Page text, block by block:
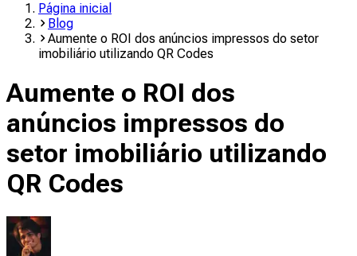
Página inicial
Blog
Aumente o ROI dos anúncios impressos do setor
imobiliário utilizando QR Codes
Aumente o ROI dos
anúncios impressos do
setor imobiliário utilizando
QR Codes